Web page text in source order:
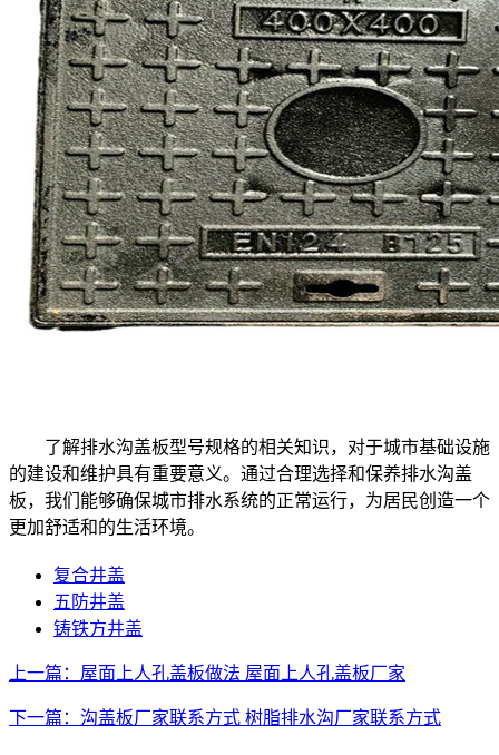
了解排水沟盖板型号规格的相关知识，对于城市基础设施
的建设和维护具有重要意义。通过合理选择和保养排水沟盖
板，我们能够确保城市排水系统的正常运行，为居民创造一个
更加舒适和的生活环境。
复合井盖
五防井盖
铸铁方井盖
上一篇：屋面上人孔盖板做法 屋面上人孔盖板厂家
下一篇：沟盖板厂家联系方式 树脂排水沟厂家联系方式